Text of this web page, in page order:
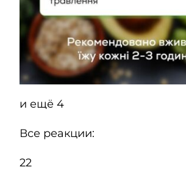
и ещё 4
Все реакции:
22